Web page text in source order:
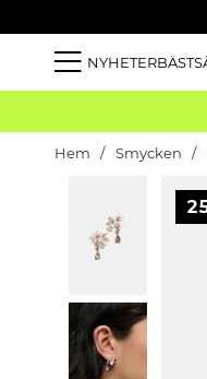
NYHETER
Hem Smycken